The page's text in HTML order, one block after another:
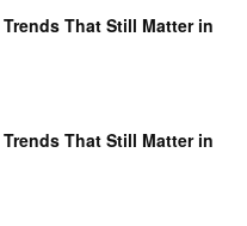
That Still Matter in
That Still Matter in